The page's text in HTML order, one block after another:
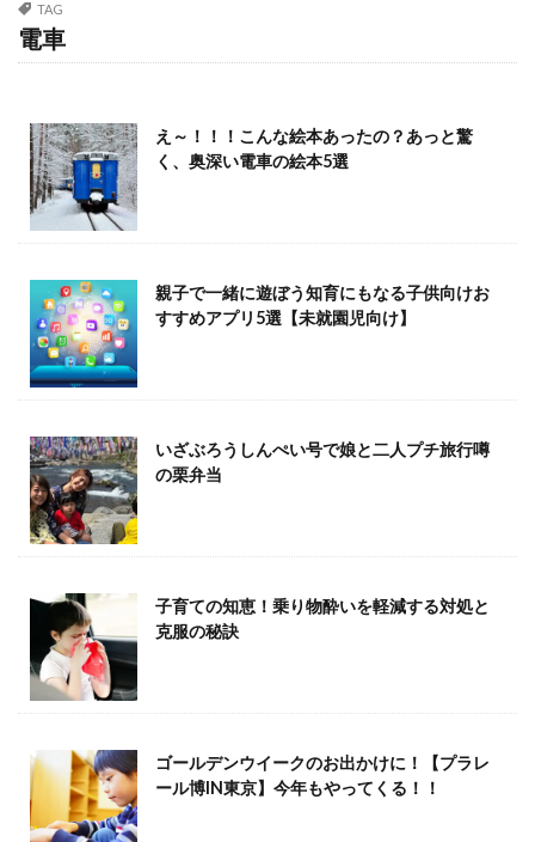
TAG
電車
え～！！！こんな絵本あったの？あっと驚
く、奥深い電車の絵本5選
親子で一緒に遊ぼう知育にもなる子供向けお
すすめアプリ5選【未就園児向け】
いざぶろうしんぺい号で娘と二人プチ旅行噂
の栗弁当
子育ての知恵！乗り物酔いを軽減する対処と
克服の秘訣
ゴールデンウイークのお出かけに！【プラレ
ール博IN東京】今年もやってくる！！